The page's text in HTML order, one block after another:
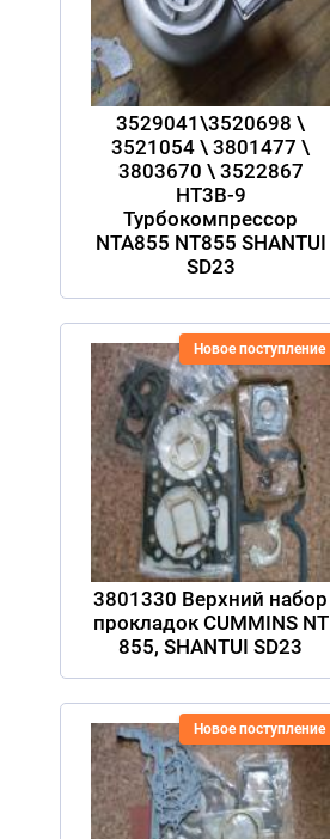
3529041\3520698 \
3521054 \ 3801477 \
3803670 \ 3522867
HT3B-9
Турбокомпрессор
NTA855 NT855 SHANTUI
SD23
Новое поступление
3801330 Верхний набор
прокладок CUMMINS NT
855, SHANTUI SD23
Новое поступление